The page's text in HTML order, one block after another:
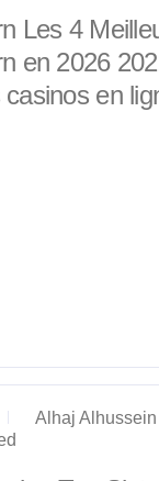
Les 4
en 2026
en
Alhaj Alhussein